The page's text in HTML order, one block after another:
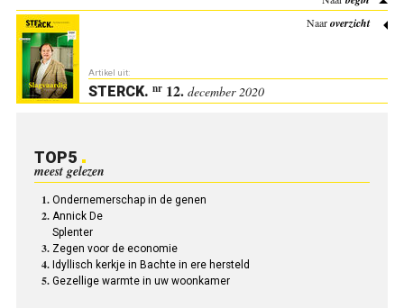
Naaroverzicht
Artikel uit:
STERCK. nr12. december 2020
TOP5
meest gelezen
Ondernemerschap in de genen
Annick De
Splenter
Zegen voor de economie
Idyllisch kerkje in Bachte in ere hersteld
Gezellige warmte in uw woonkamer